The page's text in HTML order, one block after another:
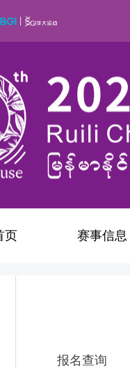
页 赛事信息
报名查询